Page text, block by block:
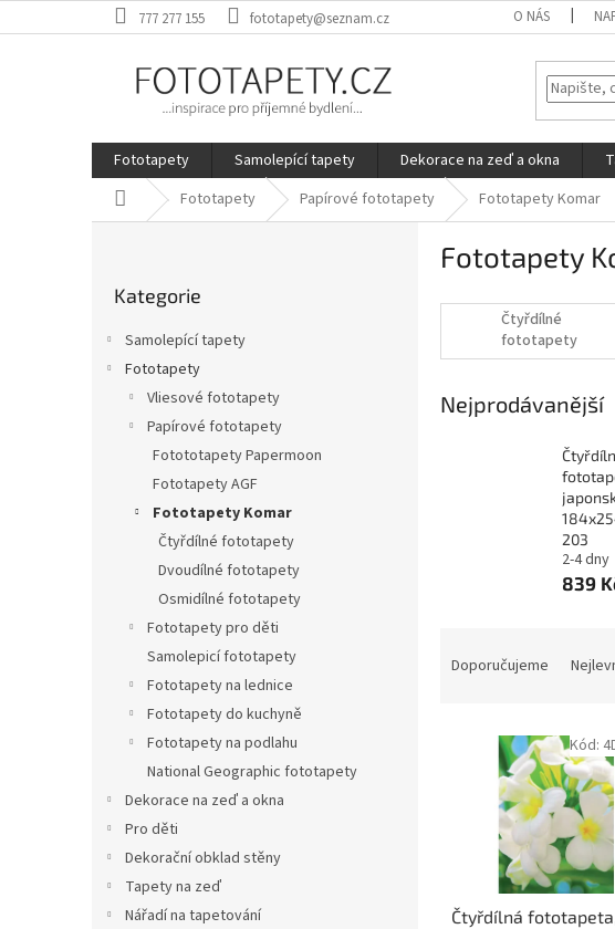
na
777 277 155 fototapety@seznam.cz O NÁS
Fototapety Samolepící tapety Dekorace na zeď a okna
Domů Fototapety Papírové fototapety Fototapety Komar
kategorie
Kategorie
Samolepící tapety
Fototapety
Vliesové fototapety
Papírové fototapety
Fotototapety Papermoon
Fototapety AGF
Fototapety Komar
Čtyřdílné fototapety
Dvoudílné fototapety
Osmidílné fototapety
Fototapety pro děti
Samolepicí fototapety
Fototapety na lednice
Fototapety do kuchyně
Fototapety na podlahu
National Geographic fototapety
Dekorace na zeď a okna
Pro děti
Dekorační obklad stěny
Tapety na zeď
Nářadí na tapetování
Fototapety
Čtyřdílné
fototapety
Nejprodávanější
203
2-4 dny
839
Doporučujeme
Čtyřdílná
Kód: